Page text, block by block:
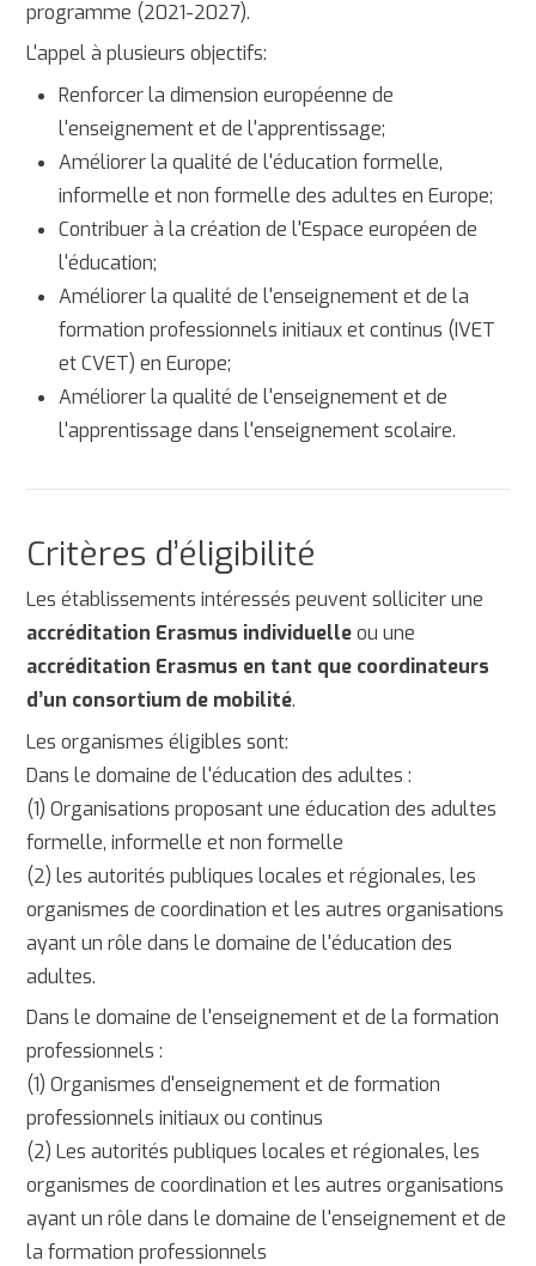
programme (2021-2027).
L'appel à plusieurs objectifs:
Renforcer la dimension européenne de
l'enseignement et de l'apprentissage;
Améliorer la qualité de l'éducation formelle,
informelle et non formelle des adultes en Europe;
Contribuer à la création de l'Espace européen de
l'éducation;
Améliorer la qualité de l'enseignement et de la
formation professionnels initiaux et continus (IVET
et CVET) en Europe;
Améliorer la qualité de l'enseignement et de
l'apprentissage dans l'enseignement scolaire.
Critères d’éligibilité
Les établissements intéressés peuvent solliciter une
accréditation Erasmus individuelleou une
accréditation Erasmus en tant que coordinateurs
d’un consortium de mobilité.
Les organismes éligibles sont:
Dans le domaine de l'éducation des adultes :
(1) Organisations proposant une éducation des adultes
formelle, informelle et non formelle
(2) les autorités publiques locales et régionales, les
organismes de coordination et les autres organisations
ayant un rôle dans le domaine de l'éducation des
adultes.
Dans le domaine de l'enseignement et de la formation
professionnels :
(1) Organismes d'enseignement et de formation
professionnels initiaux ou continus
(2) Les autorités publiques locales et régionales, les
organismes de coordination et les autres organisations
ayant un rôle dans le domaine de l'enseignement et de
la formation professionnels